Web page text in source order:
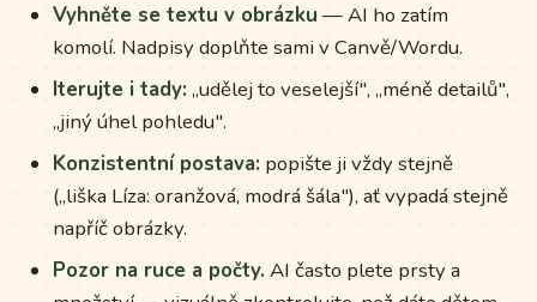
Vyhněte se textu v obrázku — AI ho zatím
komolí. Nadpisy doplňte sami v Canvě/Wordu.
Iterujte i tady: „udělej to veselejší", „méně detailů",
„jiný úhel pohledu".
Konzistentní postava: popište ji vždy stejně
(„liška Líza: oranžová, modrá šála"), ať vypadá stejně
napříč obrázky.
Pozor na ruce a počty. AI často plete prsty a